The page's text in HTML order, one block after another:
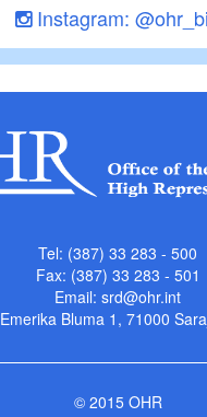
Instagram:
Tel: (387) 33 283 - 500
Fax: (387) 33 283 - 501
Email: srd@ohr.int
Emerika Bluma 1, 71000
© 2015 OHR